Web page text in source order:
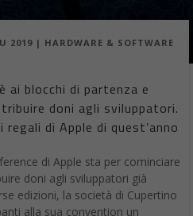
2019 | HARDWARE & SOFTWARE
ai blocchi di partenza e
doni agli sviluppatori.
di Apple di quest’anno
di Apple sta per cominciare
doni agli sviluppatori già
edizioni, la società di Cupertino
alla sua convention un